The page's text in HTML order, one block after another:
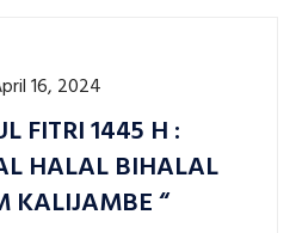
16, 2024
FITRI 1445 H :
HALAL BIHALAL
KALIJAMBE “